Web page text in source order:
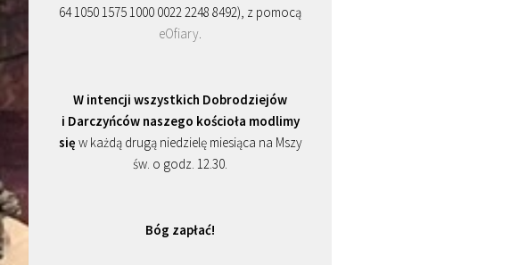
64 1050 1575 1000 0022 2248 8492), z pomocą
eOfiary.
W intencji wszystkich Dobrodziejów
i Darczyńców naszego kościoła modlimy
się w każdą drugą niedzielę miesiąca na Mszy
św. o godz. 12.30.
Bóg zapłać!